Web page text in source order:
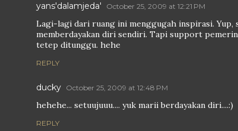
yans'dalamjeda' October 25, 2009 at 12:21 PM
Lagi-lagi dari ruang ini menggugah inspirasi. Yup,
memberdayakan diri sendiri. Tapi support
tetep ditunggu. hehe
REPLY
ducky October 25, 2009 at 12:48 PM
hehehe... setuujuuu.... yuk marii berdayakan diri....:)
REPLY